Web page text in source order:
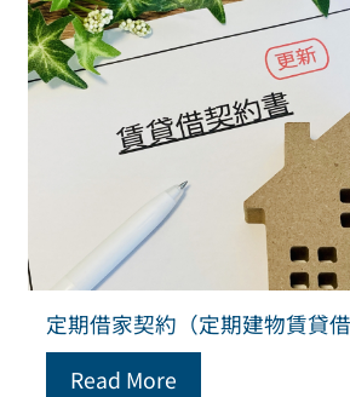
定期借家契約（定期建物賃貸
Read More